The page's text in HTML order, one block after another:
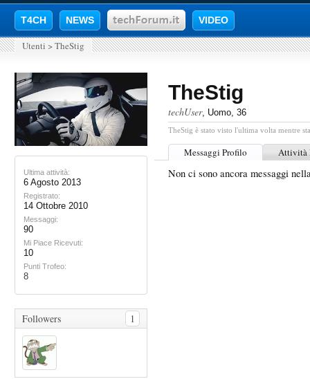
T4CH NEWS VIDEO
Utenti > TheStig
Ultima attività:
6 Agosto 2013
Registrato:
14 Ottobre 2010
Messaggi:
90
Mi Piace Ricevuti:
10
Punti Trofeo:
8
Followers 1
TheStig
techUser, Uomo, 36
TheStig è stato visto l'ultima volta mentre
Messaggi Profilo Attività
Non ci sono ancora messaggi